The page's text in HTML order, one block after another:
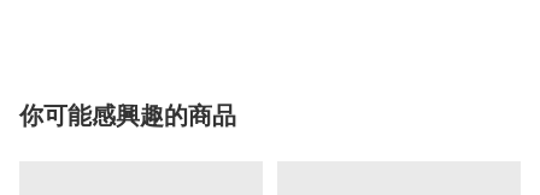
你可能感興趣的商品